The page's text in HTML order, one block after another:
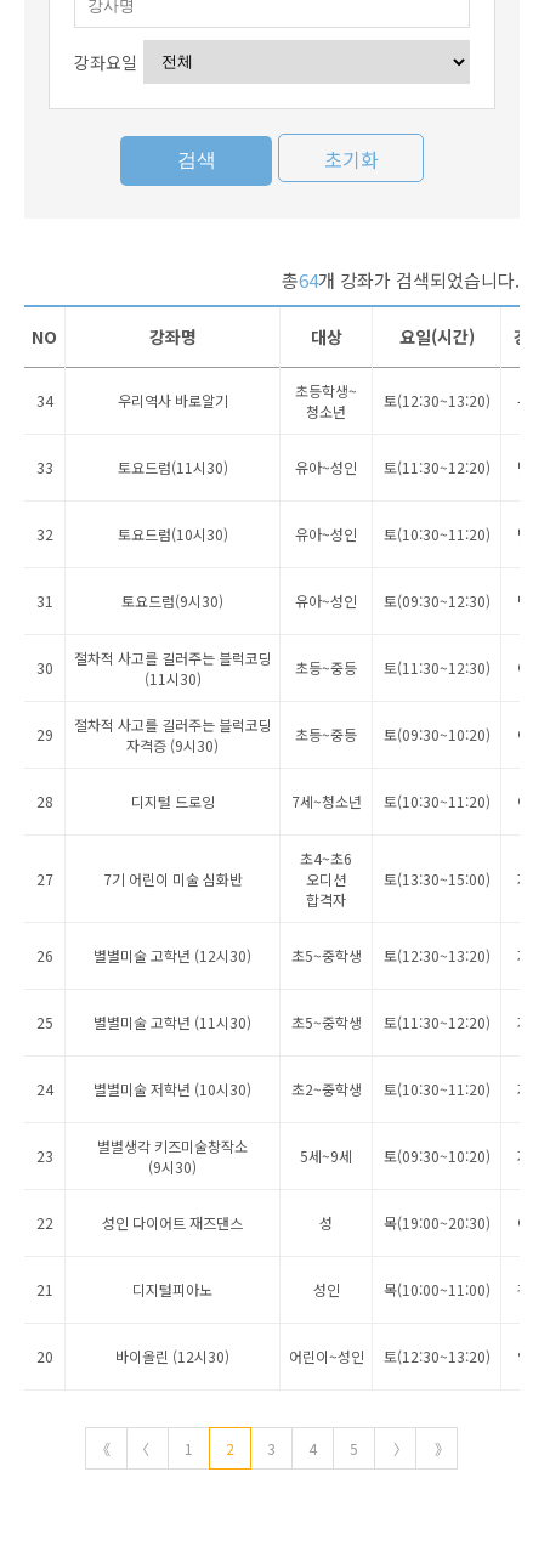
강좌요일
초기화
총64개 강좌가 검색되었습니다.
NO 강좌명 대상 요일(시간) 강
34 우리역사 바로알기
초등학생~
청소년
토(12:30~13:20) 우
33 토요드럼(11시30) 유아~성인 토(11:30~12:20) 박
32 토요드럼(10시30) 유아~성인 토(10:30~11:20) 박
31 토요드럼(9시30) 유아~성인 토(09:30~12:30) 박
30
절차적 사고를 길러주는 블럭코딩
(11시30)
초등~중등 토(11:30~12:30) 이
29
절차적 사고를 길러주는 블럭코딩
자격증 (9시30)
초등~중등 토(09:30~10:20) 이
28 디지털 드로잉 7세~청소년 토(10:30~11:20) 이
27 7기 어린이 미술 심화반
초4~초6
오디션
합격자
토(13:30~15:00) 지
26 별별미술 고학년 (12시30) 초5~중학생 토(12:30~13:20) 지
25 별별미술 고학년 (11시30) 초5~중학생 토(11:30~12:20) 지
24 별별미술 저학년 (10시30) 초2~중학생 토(10:30~11:20) 지
23
별별생각 키즈미술창작소
(9시30)
5세~9세 토(09:30~10:20) 지
22 성인 다이어트 재즈댄스 성 목(19:00~20:30) 이
21 디지털피아노 성인 목(10:00~11:00) 김
20 바이올린 (12시30) 어린이~성인 토(12:30~13:20) 안
《 〈 1 2 3 4 5 〉 》